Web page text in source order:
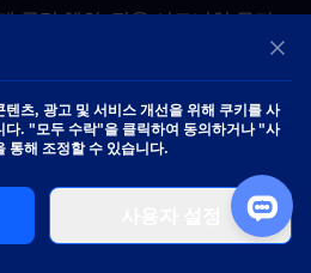
공명 체인, 전용 시그니처 무기,
크리스트를 포함한 모든 유출 정
니다. 모든 재료의 명칭과 수량은
될 수 있음을 유의하시기 바랍니
불안하거나 노가다할 시간이 없
츠, 광고 및 서비스 개선을 위해 쿠키를 사
다. "모두 수락"을 클릭하여 동의하거나 "사
통해 조정할 수 있습니다.